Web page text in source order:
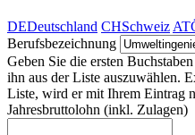
DEDeutschland CHSchweiz AT
Berufsbezeichnung
Geben Sie die ersten
ihn aus der Liste auszuwählen.
Liste, wird er mit Ihrem Eintrag
Jahresbruttolohn (inkl. Zulagen)